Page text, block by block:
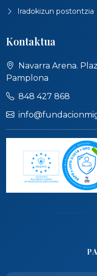
Iradokizun postontzia
Kontaktua
Navarra Arena.
Pamplona
848 427 868